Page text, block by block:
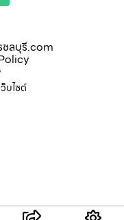
ลบุรี.com
บไซต์